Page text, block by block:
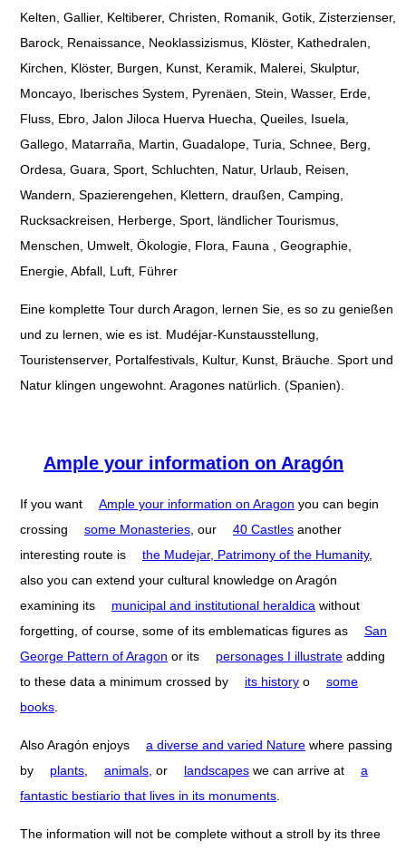
Kelten, Gallier, Keltiberer, Christen, Romanik, Gotik, Zisterzienser,
Barock, Renaissance, Neoklassizismus, Klöster, Kathedralen,
Kirchen, Klöster, Burgen, Kunst, Keramik, Malerei, Skulptur,
Moncayo, Iberisches System, Pyrenäen, Stein, Wasser, Erde,
Fluss, Ebro, Jalon Jiloca Huerva Huecha, Queiles, Isuela,
Gallego, Matarraña, Martin, Guadalope, Turia, Schnee, Berg,
Ordesa, Guara, Sport, Schluchten, Natur, Urlaub, Reisen,
Wandern, Spazierengehen, Klettern, draußen, Camping,
Rucksackreisen, Herberge, Sport, ländlicher Tourismus,
Menschen, Umwelt, Ökologie, Flora, Fauna , Geographie,
Energie, Abfall, Luft, Führer
Eine komplette Tour durch Aragon, lernen Sie, es so zu genießen
und zu lernen, wie es ist. Mudéjar-Kunstausstellung,
Touristenserver, Portalfestivals, Kultur, Kunst, Bräuche. Sport und
Natur klingen ungewohnt. Aragones natürlich. (Spanien).
Ample your information on Aragón
If you want Ample your information on Aragon you can begin
crossing
some Monasteries , our 40 Castles another
interesting route is
the Mudejar, Patrimony of the Humanity,
also you can extend your cultural knowledge on Aragón
examining its
municipal and institutional heraldica without
forgetting, of course, some of its emblematicas figures as
San
George Pattern of Aragon or its personages I illustrate adding
to these data a minimum crossed by
its history o
some
books
Also Aragón enjoys a diverse and varied Nature where passing
by
plants animals , or landscapes we can arrive at
a
fantastic bestiario that lives in its monuments
The information will not be complete without a stroll by its three